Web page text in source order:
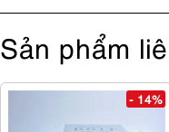
Sản phẩm
- 14%